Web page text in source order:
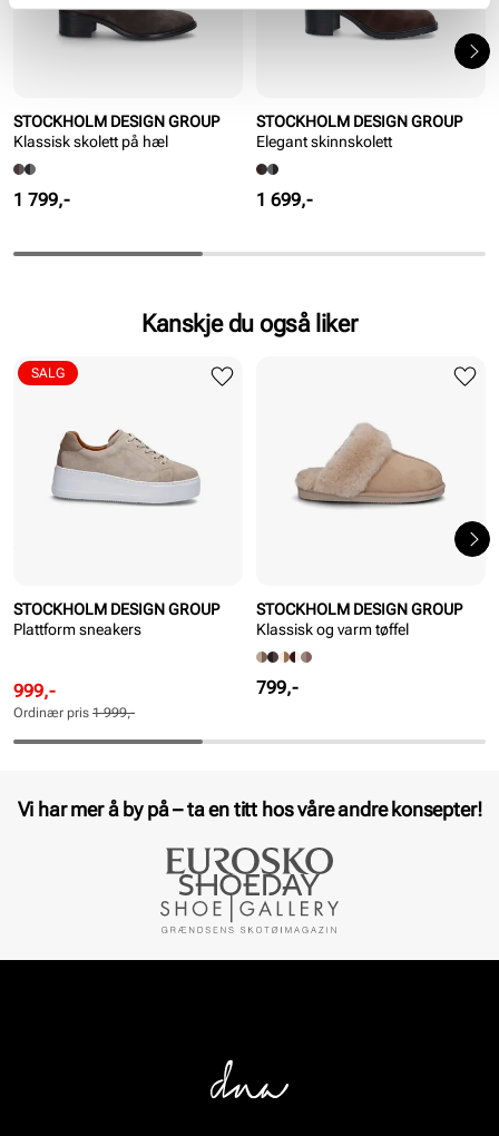
STOCKHOLM DESIGN GROUP
Klassisk skolett på hæl
Pris
1 799,-
STOCKHOLM DESIGN GROUP
Elegant skinnskolett
Pris
1 699,-
Kanskje du også liker
STOCKHOLM DESIGN GROUP
Plattform sneakers
Rabattert
pris
Pris
999,-
Ordinær
pris
Pris
Ordinær pris 1 999,-
SALG
STOCKHOLM DESIGN GROUP
Klassisk og varm tøffel
Pris
799,-
Vi har mer å by på – ta en titt hos våre andre konsepter!